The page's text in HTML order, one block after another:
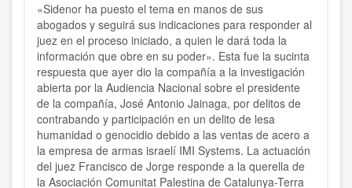
«Sidenor ha puesto el tema en manos de sus
abogados y seguirá sus indicaciones para responder al
juez en el proceso iniciado, a quien le dará toda la
información que obre en su poder». Esta fue la sucinta
respuesta que ayer dio la compañía a la investigación
abierta por la Audiencia Nacional sobre el presidente
de la compañía, José Antonio Jainaga, por delitos de
contrabando y participación en un delito de lesa
humanidad o genocidio debido a las ventas de acero a
la empresa de armas israelí IMI Systems. La actuación
del juez Francisco de Jorge responde a la querella de
la Asociación Comunitat Palestina de Catalunya-Terra